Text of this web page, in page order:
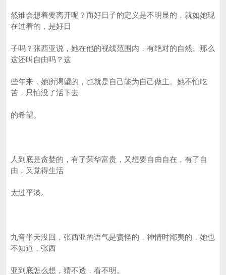
然谁会想着要离开呢？而好日子的定义是不明显的，就如她现
在过着的，是好日
子吗？张西亚说，她在他的视线范围内，有绝对的自然。那么
这还叫自由吗？这
些年来，她所渴望的，也就是自己能为自己做主。她不怕吃
苦，只怕没了活下去
的希望。
人到底是贪婪的，有了荣华富贵，又想要自由自在，有了自
由，又觉得生活
太过平淡。
九音半天没回，张西亚的语气是责怪的，神情时鄙夷的，她也
不知道，张西
亚到底怎么想，猜不透，看不明。